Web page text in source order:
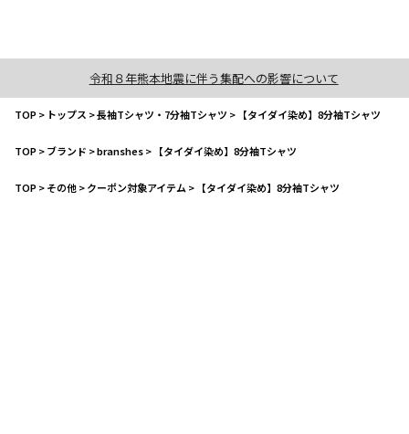
令和８年熊本地震に伴う集配への影響について
TOP> トップス >長袖Tシャツ・7分袖Tシャツ > 【タイダイ染め】8分袖Tシャツ
TOP>ブランド >branshes> 【タイダイ染め】8分袖Tシャツ
TOP>その他>クーポン対象アイテム > 【タイダイ染め】8分袖Tシャツ